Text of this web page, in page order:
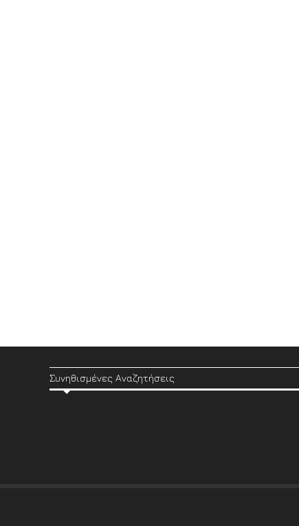
Συνηθισμένες Αναζητήσεις